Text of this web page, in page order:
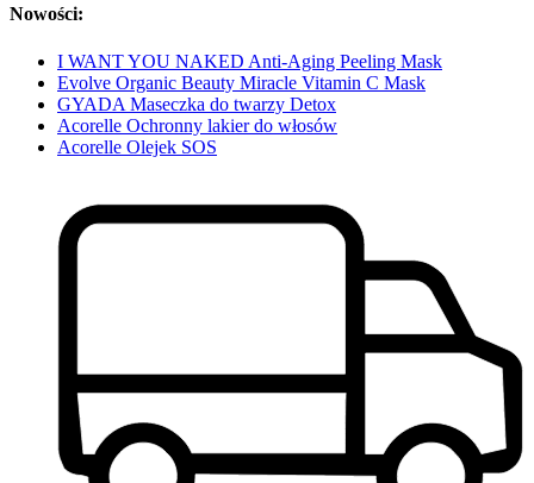
Nowości:
I WANT YOU NAKED Anti-Aging Peeling Mask
Evolve Organic Beauty Miracle Vitamin C Mask
GYADA Maseczka do twarzy Detox
Acorelle Ochronny lakier do włosów
Acorelle Olejek SOS